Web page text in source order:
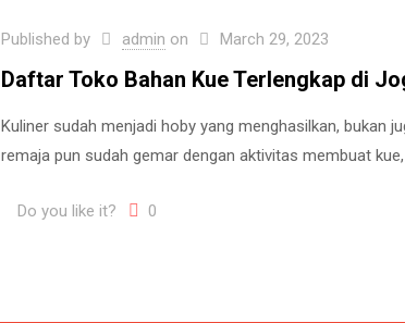
Published by admin on March 29, 2023
Daftar Toko Bahan Kue Terlengkap di
Kuliner sudah menjadi hoby yang menghasilkan, bukan
remaja pun sudah gemar dengan aktivitas membuat
Do you like it? 0